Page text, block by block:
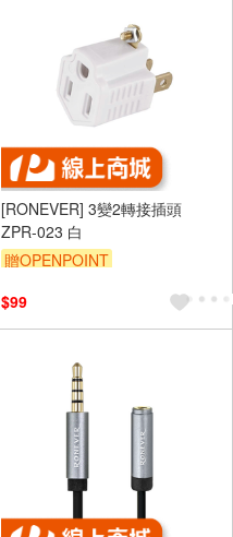
[RONEVER] 3變2轉接插頭
ZPR-023 白
贈OPENPOINT
$99